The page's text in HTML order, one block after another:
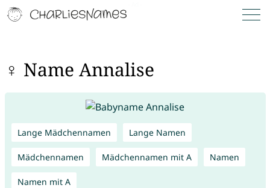
♀ Name Annalise
Lange Mädchennamen Lange Namen
Mädchennamen Mädchennamen mit A Namen
Namen mit A